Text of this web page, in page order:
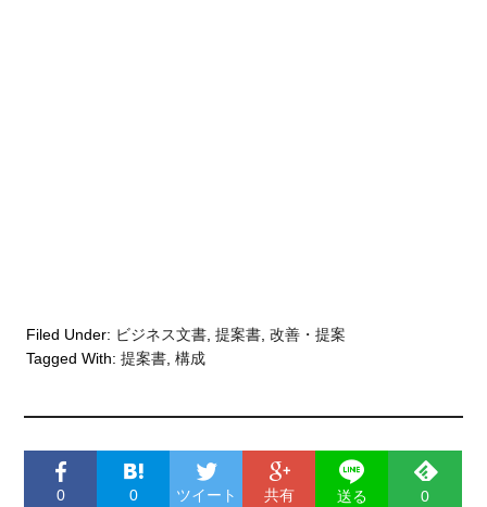
Filed Under: ビジネス文書 ,提案書 ,改善・提案
Tagged With:提案書 ,構成
0 0 ツイート 共有 送る 0